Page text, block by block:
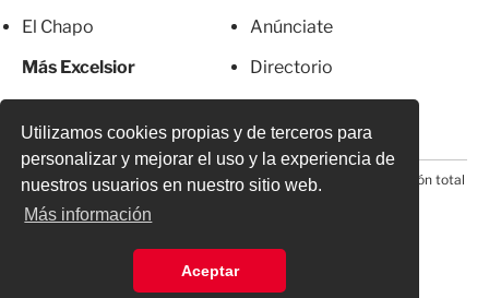
Utilizamos cookies propias y de terceros para
personalizar y mejorar el uso y la experiencia de
nuestros usuarios en nuestro sitio web.
Más información
Aceptar
El Chapo
Más Excelsior
Anúnciate
Directorio
© 2026 Todos los derechos reservados. Prohibida la reproducción total
o parcial, incluyendo cualquier medio electrónico*